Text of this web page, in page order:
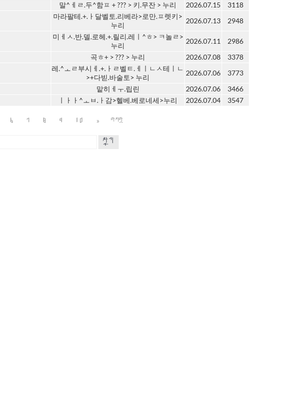
말^ㅔㄹ.두^함ㅍ + ??? > 키.무잔 > 누리 2026.07.15
3118
마라팔테.+.ㅏ달벨토.리베라>로만.ㅍ렛키>
누리
2026.07.13 2948
미ㅔㅅ.반.델.로헤.+.릴리.레ㅣ^ㅎ> ㅋ놀ㄹ>
누리
2026.07.11
2986
곡ㅎ+ > ??? > 누리 2026.07.08
3378
레.^ㅗㄹ부시ㅔ.+.ㅏㄹ벨ㅌ.ㅔㅣㄴㅅ테ㅣㄴ
>+다빋.바술토> 누리
2026.07.06
3773
맡히ㅔㅜ.립린 2026.07.06
3466
ㅣㅏㅏ^ㅗㅂ.ㅏ감>헬베.베로네세>누리 2026.07.04 3547
6 7 8 9 10 » 마지막
찾기